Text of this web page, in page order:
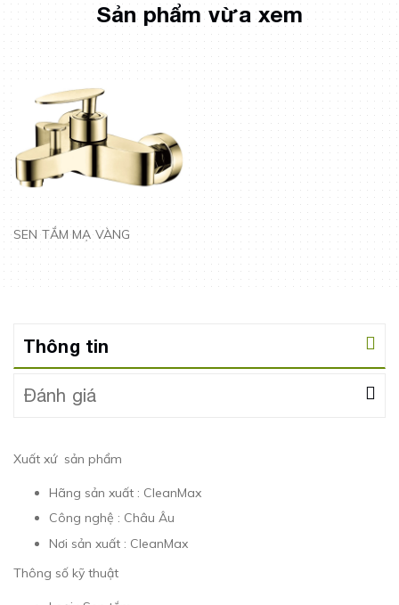
Sản phẩm vừa xem
SEN TẮM MẠ VÀNG
Thông tin
Đánh giá
Xuất xứ sản phẩm
Hãng sản xuất : CleanMax
Công nghệ : Châu Âu
Nơi sản xuất : CleanMax
Thông số kỹ thuật